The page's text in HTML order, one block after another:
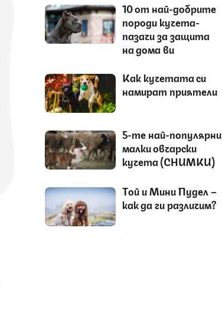
10 от най-добрите
породи кучета-
пазачи за защита
на дома ви
Как кучетата си
намират приятели
5-те най-популярни
малки овчарски
кучета (СНИМКИ)
Tой и Мини Пудел –
как да ги различим?